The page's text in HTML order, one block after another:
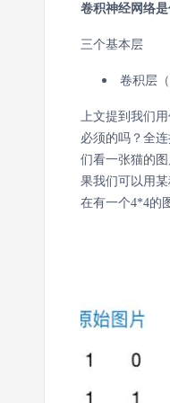
卷积神经网络是
三个基本层
卷积层（
上文提到我们
必须的吗？全
们看一张猫的
果我们可以用
在有一个4*4的